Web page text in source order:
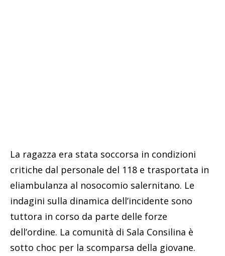
La ragazza era stata soccorsa in condizioni
critiche dal personale del 118 e trasportata in
eliambulanza al nosocomio salernitano. Le
indagini sulla dinamica dell’incidente sono
tuttora in corso da parte delle forze
dell’ordine. La comunità di Sala Consilina è
sotto choc per la scomparsa della giovane.